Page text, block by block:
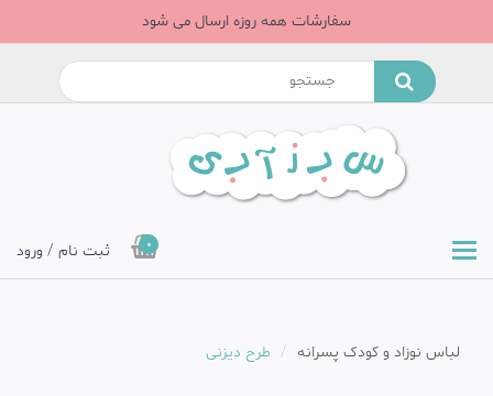
سفارشات همه روزه ارسال می شود
0 ثبت نام / ورود
لباس نوزاد و کودک پسرانه طرح دیزنی